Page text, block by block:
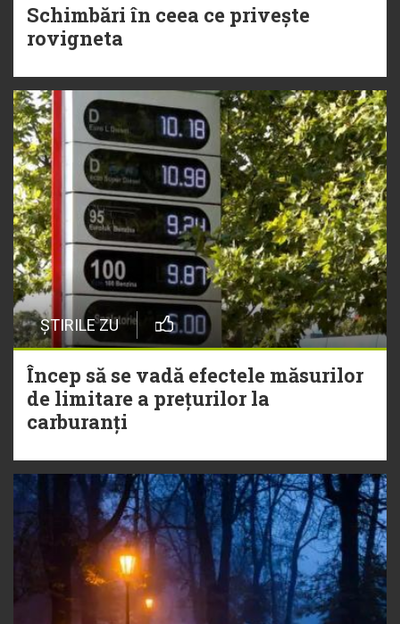
Schimbări în ceea ce privește
rovigneta
ȘTIRILE ZU
Încep să se vadă efectele măsurilor
de limitare a prețurilor la
carburanți